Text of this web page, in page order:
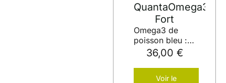
QuantaOmega3
Fort
Omega3 de
poisson bleu :
Cœur, cerveau,
vision, femmes
enceintes.
36,00 €
Voir le